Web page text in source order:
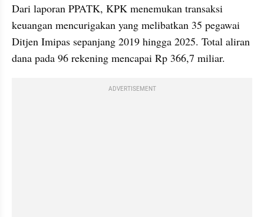
Dari laporan PPATK, KPK menemukan transaksi
keuangan mencurigakan yang melibatkan 35 pegawai
Ditjen Imipas sepanjang 2019 hingga 2025. Total aliran
dana pada 96 rekening mencapai Rp 366,7 miliar.
ADVERTISEMENT